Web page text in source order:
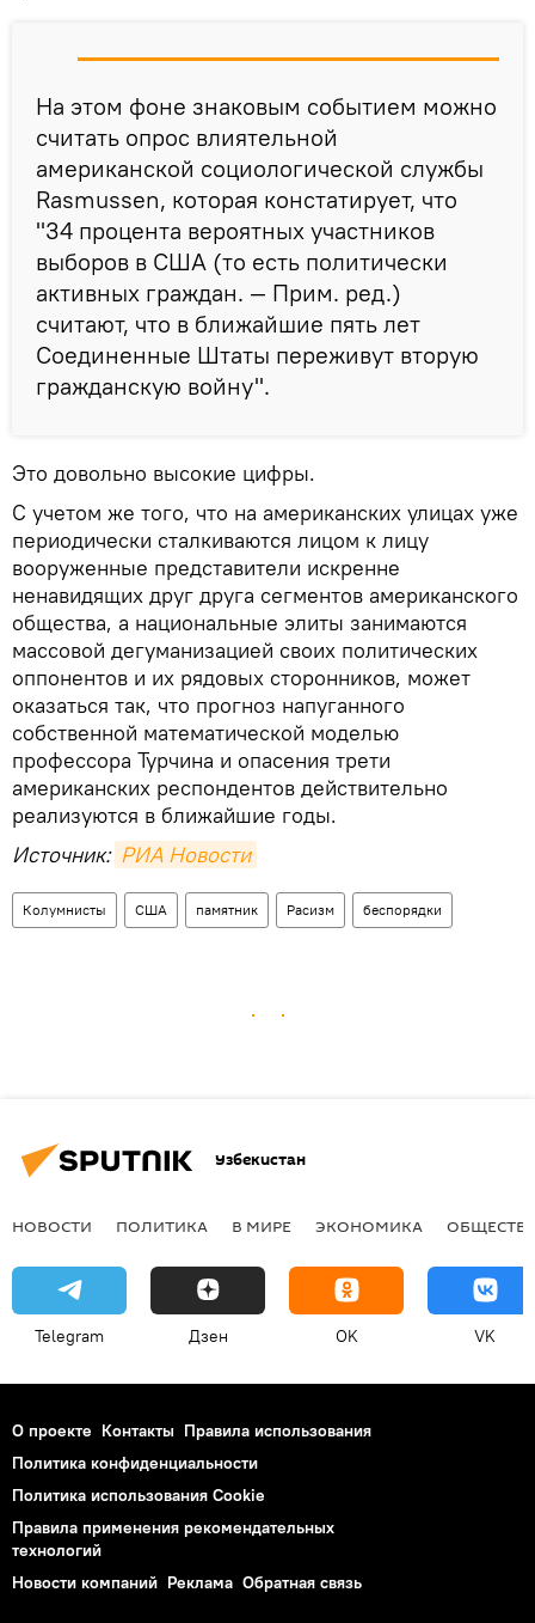
На этом фоне знаковым событием можно
считать опрос влиятельной
американской социологической службы
Rasmussen, которая констатирует, что
"34 процента вероятных участников
выборов в США (то есть политически
активных граждан. — Прим. ред.)
считают, что в ближайшие пять лет
Соединенные Штаты переживут вторую
гражданскую войну".
Это довольно высокие цифры.
С учетом же того, что на американских улицах уже
периодически сталкиваются лицом к лицу
вооруженные представители искренне
ненавидящих друг друга сегментов американского
общества, а национальные элиты занимаются
массовой дегуманизацией своих политических
оппонентов и их рядовых сторонников, может
оказаться так, что прогноз напуганного
собственной математической моделью
профессора Турчина и опасения трети
американских респондентов действительно
реализуются в ближайшие годы.
Источник: РИА Новости
Колумнисты США памятник Расизм беспорядки
Узбекистан
НОВОСТИ ПОЛИТИКА В МИРЕ ЭКОНОМИКА
Telegram Дзен OK VK
О проекте Контакты Правила использования
Политика конфиденциальности
Политика использования Cookie
Правила применения рекомендательных
технологий
Новости компаний Реклама Обратная связь